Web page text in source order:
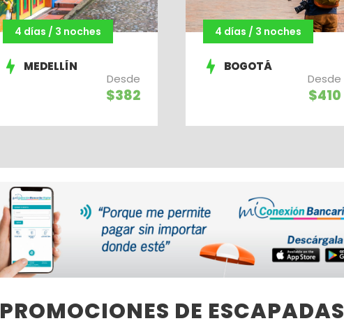
4 días / 3 noches
MEDELLÍN
Desde
$382
4 días / 3 noches
BOGOTÁ
Desde
$410
PROMOCIONES DE ESCAPADAS